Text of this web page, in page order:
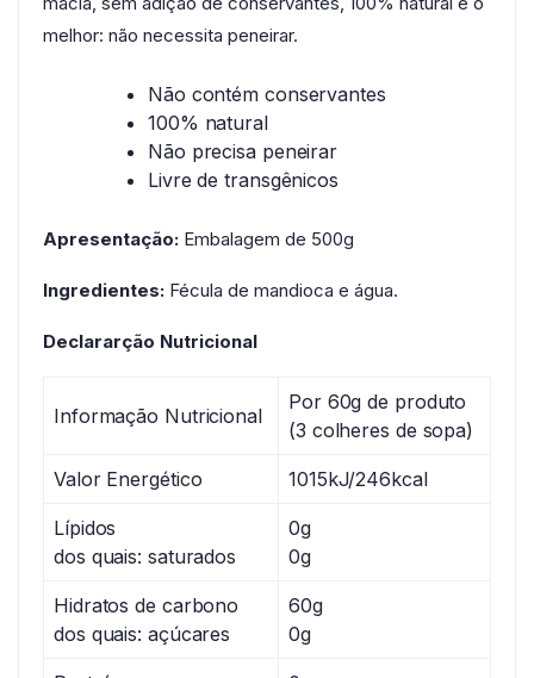
melhor: não necessita peneirar.
Não contém conservantes
100% natural
Não precisa peneirar
Livre de transgênicos
Apresentação: Embalagem de 500g
Ingredientes: Fécula de mandioca e água.
Declararção Nutricional
Informação Nutricional
Por 60g de produto
(3 colheres de sopa)
Valor Energético 1015kJ/246kcal
Lípidos
dos quais: saturados
0g
0g
Hidratos de carbono
dos quais: açúcares
60g
0g